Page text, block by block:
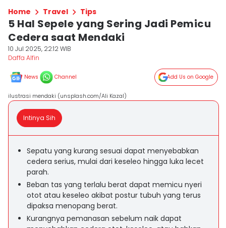
Home Travel Tips
5 Hal Sepele yang Sering Jadi Pemicu
Cedera saat Mendaki
10 Jul 2025, 22:12 WIB
Daffa Alfin
News Channel Add Us on Google
ilustrasi mendaki (unsplash.com/Ali Kazal)
Intinya Sih
Sepatu yang kurang sesuai dapat menyebabkan
cedera serius, mulai dari keseleo hingga luka lecet
parah.
Beban tas yang terlalu berat dapat memicu nyeri
otot atau keseleo akibat postur tubuh yang terus
dipaksa menopang berat.
Kurangnya pemanasan sebelum naik dapat